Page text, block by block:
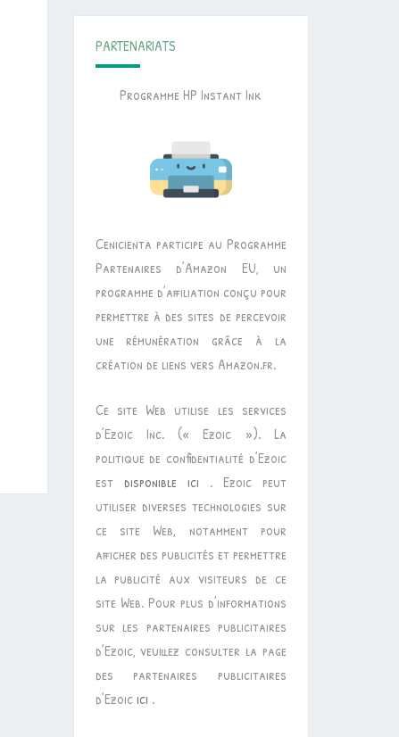
PARTENARIATS
Programme HP Instant Ink
Cenicienta participe au Programme
Partenaires d’Amazon EU, un
programme d’affiliation conçu pour
permettre à des sites de percevoir
une rémunération grâce à la
création de liens vers Amazon.fr.
Ce site Web utilise les services
d’Ezoic Inc. (« Ezoic »). La
politique de confidentialité d’Ezoic
est disponible ici . Ezoic peut
utiliser diverses technologies sur
ce site Web, notamment pour
afficher des publicités et permettre
la publicité aux visiteurs de ce
site Web. Pour plus d’informations
sur les partenaires publicitaires
d’Ezoic, veuillez consulter la page
des partenaires publicitaires
d’Ezoic ici .